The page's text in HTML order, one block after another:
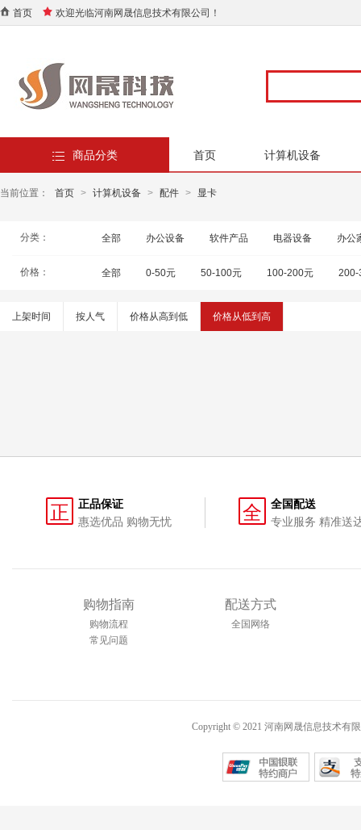
首页 欢迎光临河南网晟信息技术有限公司！
商品分类 首页 计算机设备
当前位置： 首页 > 计算机设备 > 配件 > 显卡
分类： 全部 办公设备 软件产品 电器设备 办公
价格： 全部 0-50元 50-100元 100-200元 200-
上架时间 按人气 价格从高到低 价格从低到高
正
正品保证
惠选优品 购物无忧
全
全国配送
专业服务 精准送
购物指南
购物流程
常见问题
配送方式
全国网络
Copyright © 2021 河南网晟信息技术有